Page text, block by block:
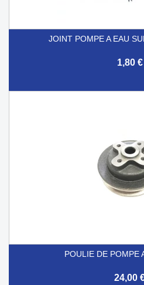
JOINT POMPE A EAU
1,80 €
POULIE DE POMPE
24,00